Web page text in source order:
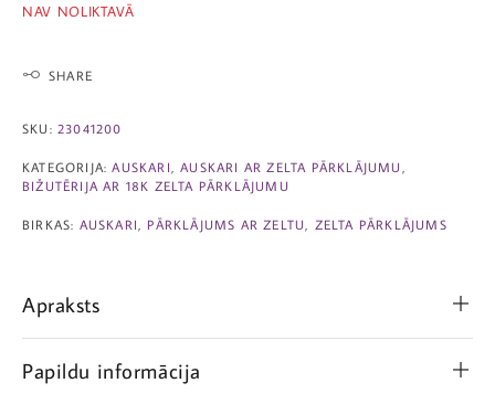
NAV NOLIKTAVĀ
SHARE
SKU: 23041200
KATEGORIJA:AUSKARI ,AUSKARI AR ZELTA PĀRKLĀJUMU
BIŽUTĒRIJA AR 18K ZELTA PĀRKLĀJUMU
BIRKAS: AUSKARI PĀRKLĀJUMS AR ZELTU ZELTA PĀRKLĀJUMS
Apraksts
Papildu informācija